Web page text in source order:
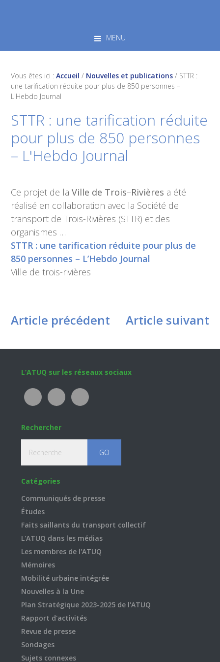
MENU
Vous êtes ici :Accueil / Nouvelles et publications / STTR :
une tarification réduite pour plus de 850 personnes –
L'Hebdo Journal
STTR : une tarification réduite
pour plus de 850 personnes
– L'Hebdo Journal
Ce projet de laVille de Trois–Rivières a été
réalisé en collaboration avec la Société de
transport de Trois-Rivières (STTR) et des
organismes …
STTR : une tarification réduite pour plus de
850 personnes – L’Hebdo Journal
Ville de trois-rivières
Article précédent Article suivant
Footer
L’ATUQ sur les réseaux sociaux
Rechercher
Catégories
Communiqués de presse
Études
Faits saillants du transport collectif
L'ATUQ dans les médias
Les membres de l'ATUQ
Mémoires
Mobilité urbaine intégrée
Nouvelles à la Une
Plan Stratégique 2023-2025 de l'ATUQ
Rapport d'activités
Revue de presse
Sondages
Sujets connexes